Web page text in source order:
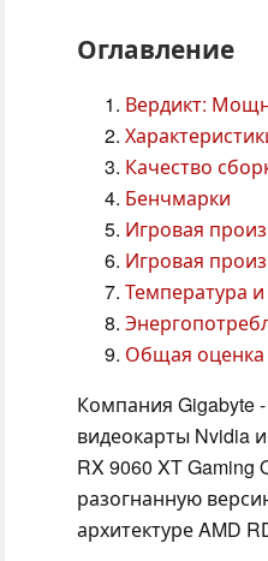
Оглавление
Вердикт:
Качество
Бенчмарки
Игровая
Игровая
Температура
Общая оценка
Компания Gigabyte
видеокарты Nvidia
RX 9060 XT
разогнанную
архитектуре AMD